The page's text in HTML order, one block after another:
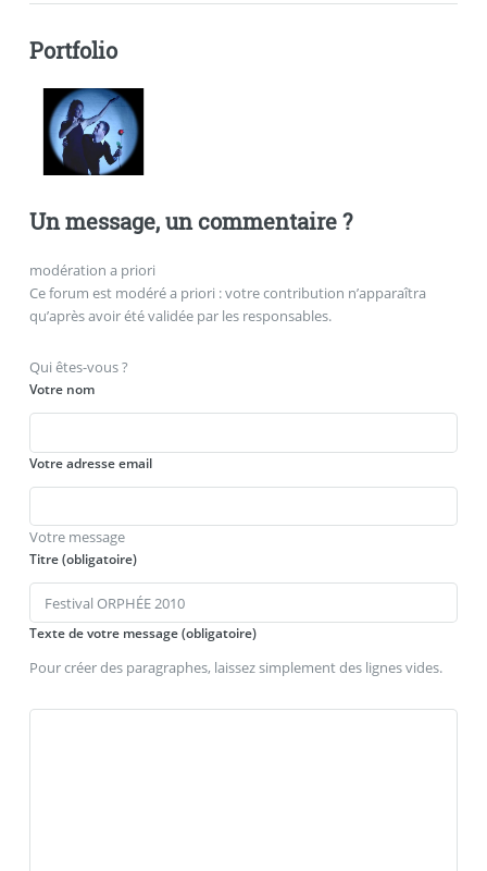
Portfolio
Un message, un commentaire ?
modération a priori
Ce forum est modéré a priori : votre contribution n’apparaîtra
qu’après avoir été validée par les responsables.
Qui êtes-vous ?
Votre nom
Votre adresse email
Votre message
Titre (obligatoire)
Texte de votre message (obligatoire)
Pour créer des paragraphes, laissez simplement des lignes vides.